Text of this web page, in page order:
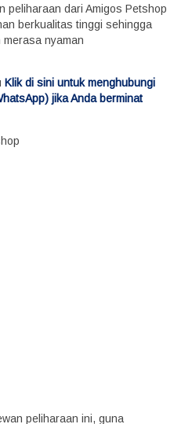
peliharaan dari Amigos Petshop
berkualitas tinggi sehingga
merasa nyaman
Klik di sini untuk menghubungi
jika Anda berminat
peliharaan ini, guna